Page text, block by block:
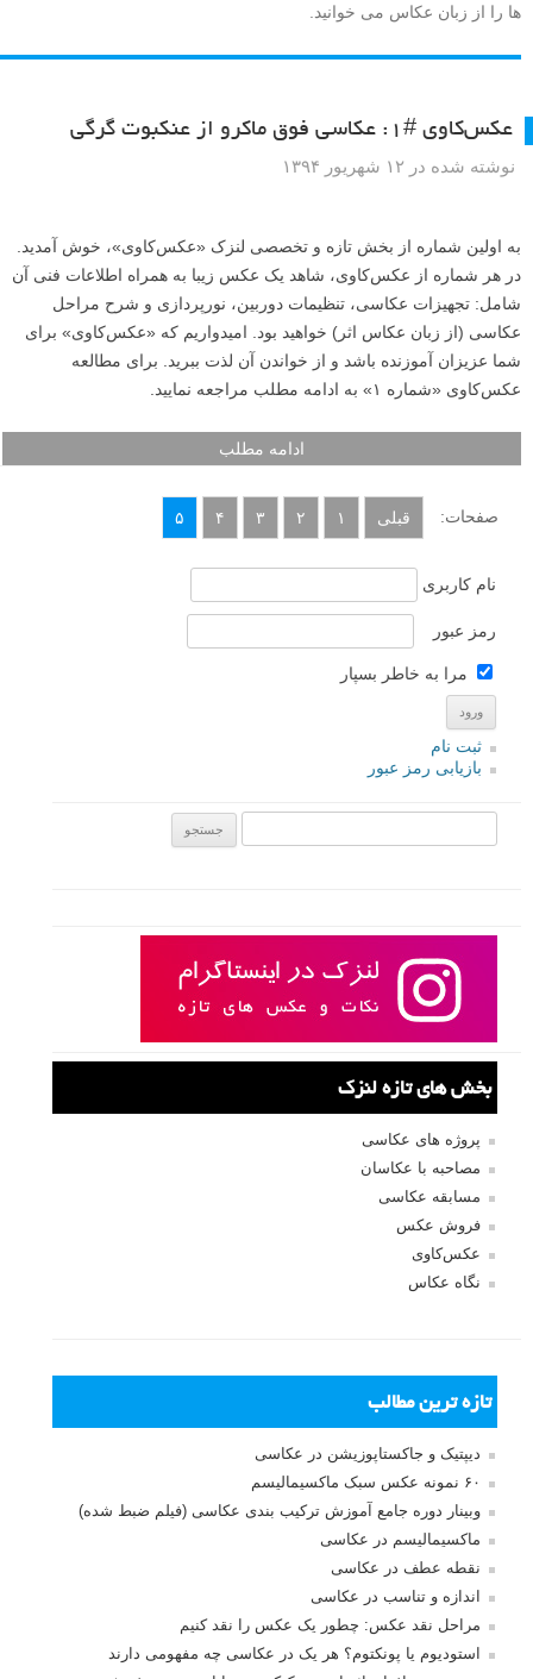
ها را از زبان عکاس می خوانید.
عکس‌کاوی #۱: عکاسی فوق ماکرو از عنکبوت گرگی
نوشته شده در ۱۲ شهریور ۱۳۹۴
به اولین شماره از بخش تازه و تخصصی لنزک «عکس‌کاوی»، خوش آمدید.
در هر شماره از عکس‌کاوی، شاهد یک عکس زیبا به همراه اطلاعات فنی آن
شامل: تجهیزات عکاسی، تنظیمات دوربین، نورپردازی و شرح مراحل
عکاسی (از زبان عکاس اثر) خواهید بود. امیدواریم که «عکس‌کاوی» برای
شما عزیزان آموزنده باشد و از خواندن آن لذت ببرید. برای مطالعه
عکس‌کاوی «شماره ۱» به ادامه مطلب مراجعه نمایید.
ادامه مطلب
صفحات: قبلی ۱ ۲ ۳ ۴ ۵
نام کاربری
رمز عبور
مرا به خاطر بسپار
ثبت نام
بازیابی رمز عبور
بخش های تازه لنزک
پروژه های عکاسی
مصاحبه با عکاسان
مسابقه عکاسی
فروش عکس
عکس‌کاوی
نگاه عکاس
تازه ترین مطالب
دیپتیک و جاکستا‌پوزیشن در عکاسی
۶۰ نمونه عکس سبک ماکسیمالیسم
وبینار دوره جامع آموزش ترکیب بندی عکاسی (فیلم ضبط شده)
ماکسیمالیسم در عکاسی
نقطه عطف در عکاسی
اندازه و تناسب در عکاسی
مراحل نقد عکس: چطور یک عکس را نقد کنیم
استودیوم یا پونکتوم؟ هر یک در عکاسی چه مفهومی دارند